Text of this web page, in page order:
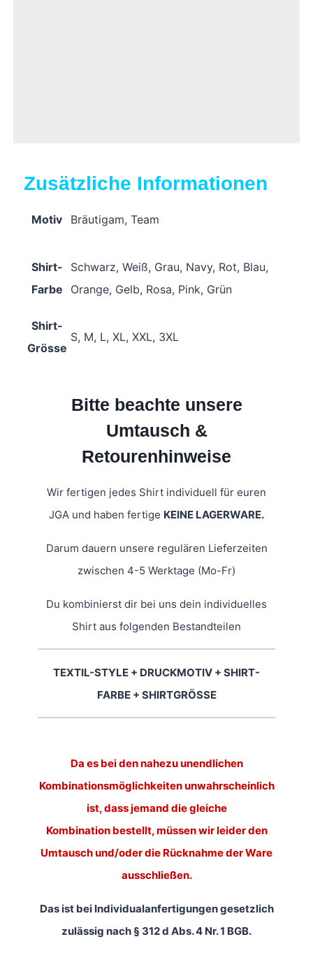
Zusätzliche Informationen
Motiv Bräutigam, Team
Shirt-
Farbe
Schwarz, Weiß, Grau, Navy, Rot, Blau,
Orange, Gelb, Rosa, Pink, Grün
Shirt-
Grösse
S, M, L, XL, XXL, 3XL
Bitte beachte unsere
Umtausch &
Retourenhinweise
Wir fertigen jedes Shirt individuell für euren
JGA und haben fertige KEINE LAGERWARE.
Darum dauern unsere regulären Lieferzeiten
zwischen 4-5 Werktage (Mo-Fr)
Du kombinierst dir bei uns dein individuelles
Shirt aus folgenden Bestandteilen
TEXTIL-STYLE + DRUCKMOTIV + SHIRT-
FARBE + SHIRTGRÖSSE
Da es bei den nahezu unendlichen
Kombinationsmöglichkeiten unwahrscheinlich
ist, dass jemand die gleiche
Kombination bestellt, müssen wir leider den
Umtausch und/oder die Rücknahme der Ware
ausschließen.
Das ist bei Individualanfertigungen gesetzlich
zulässig nach § 312 d Abs. 4 Nr. 1 BGB.